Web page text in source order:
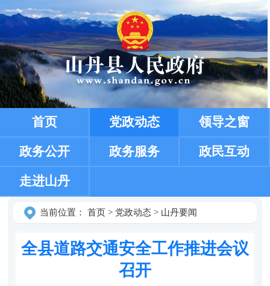
首页 党政动态 领导之窗
政务公开 政务服务 政民互动
走进山丹
当前位置： 首页> 党政动态> 山丹要闻
全县道路交通安全工作推进会议
召开